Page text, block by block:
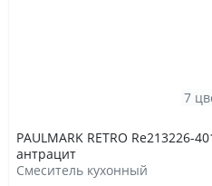
PAULMARK RETRO Re213226-
антрацит
Смеситель кухонный
7